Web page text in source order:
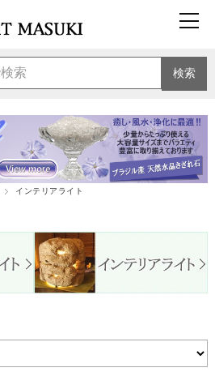
検索
インテリアライト